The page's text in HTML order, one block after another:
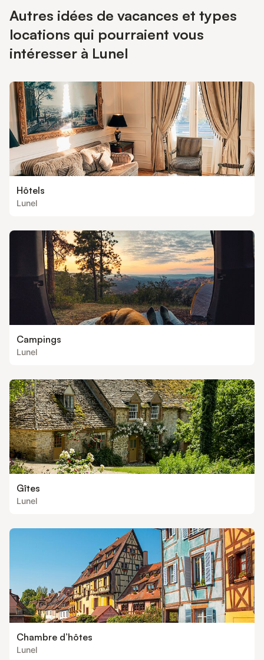
Autres idées de vacances et types
locations qui pourraient vous
intéresser à Lunel
Hôtels
Lunel
Campings
Lunel
Gîtes
Lunel
Chambre d’hôtes
Lunel